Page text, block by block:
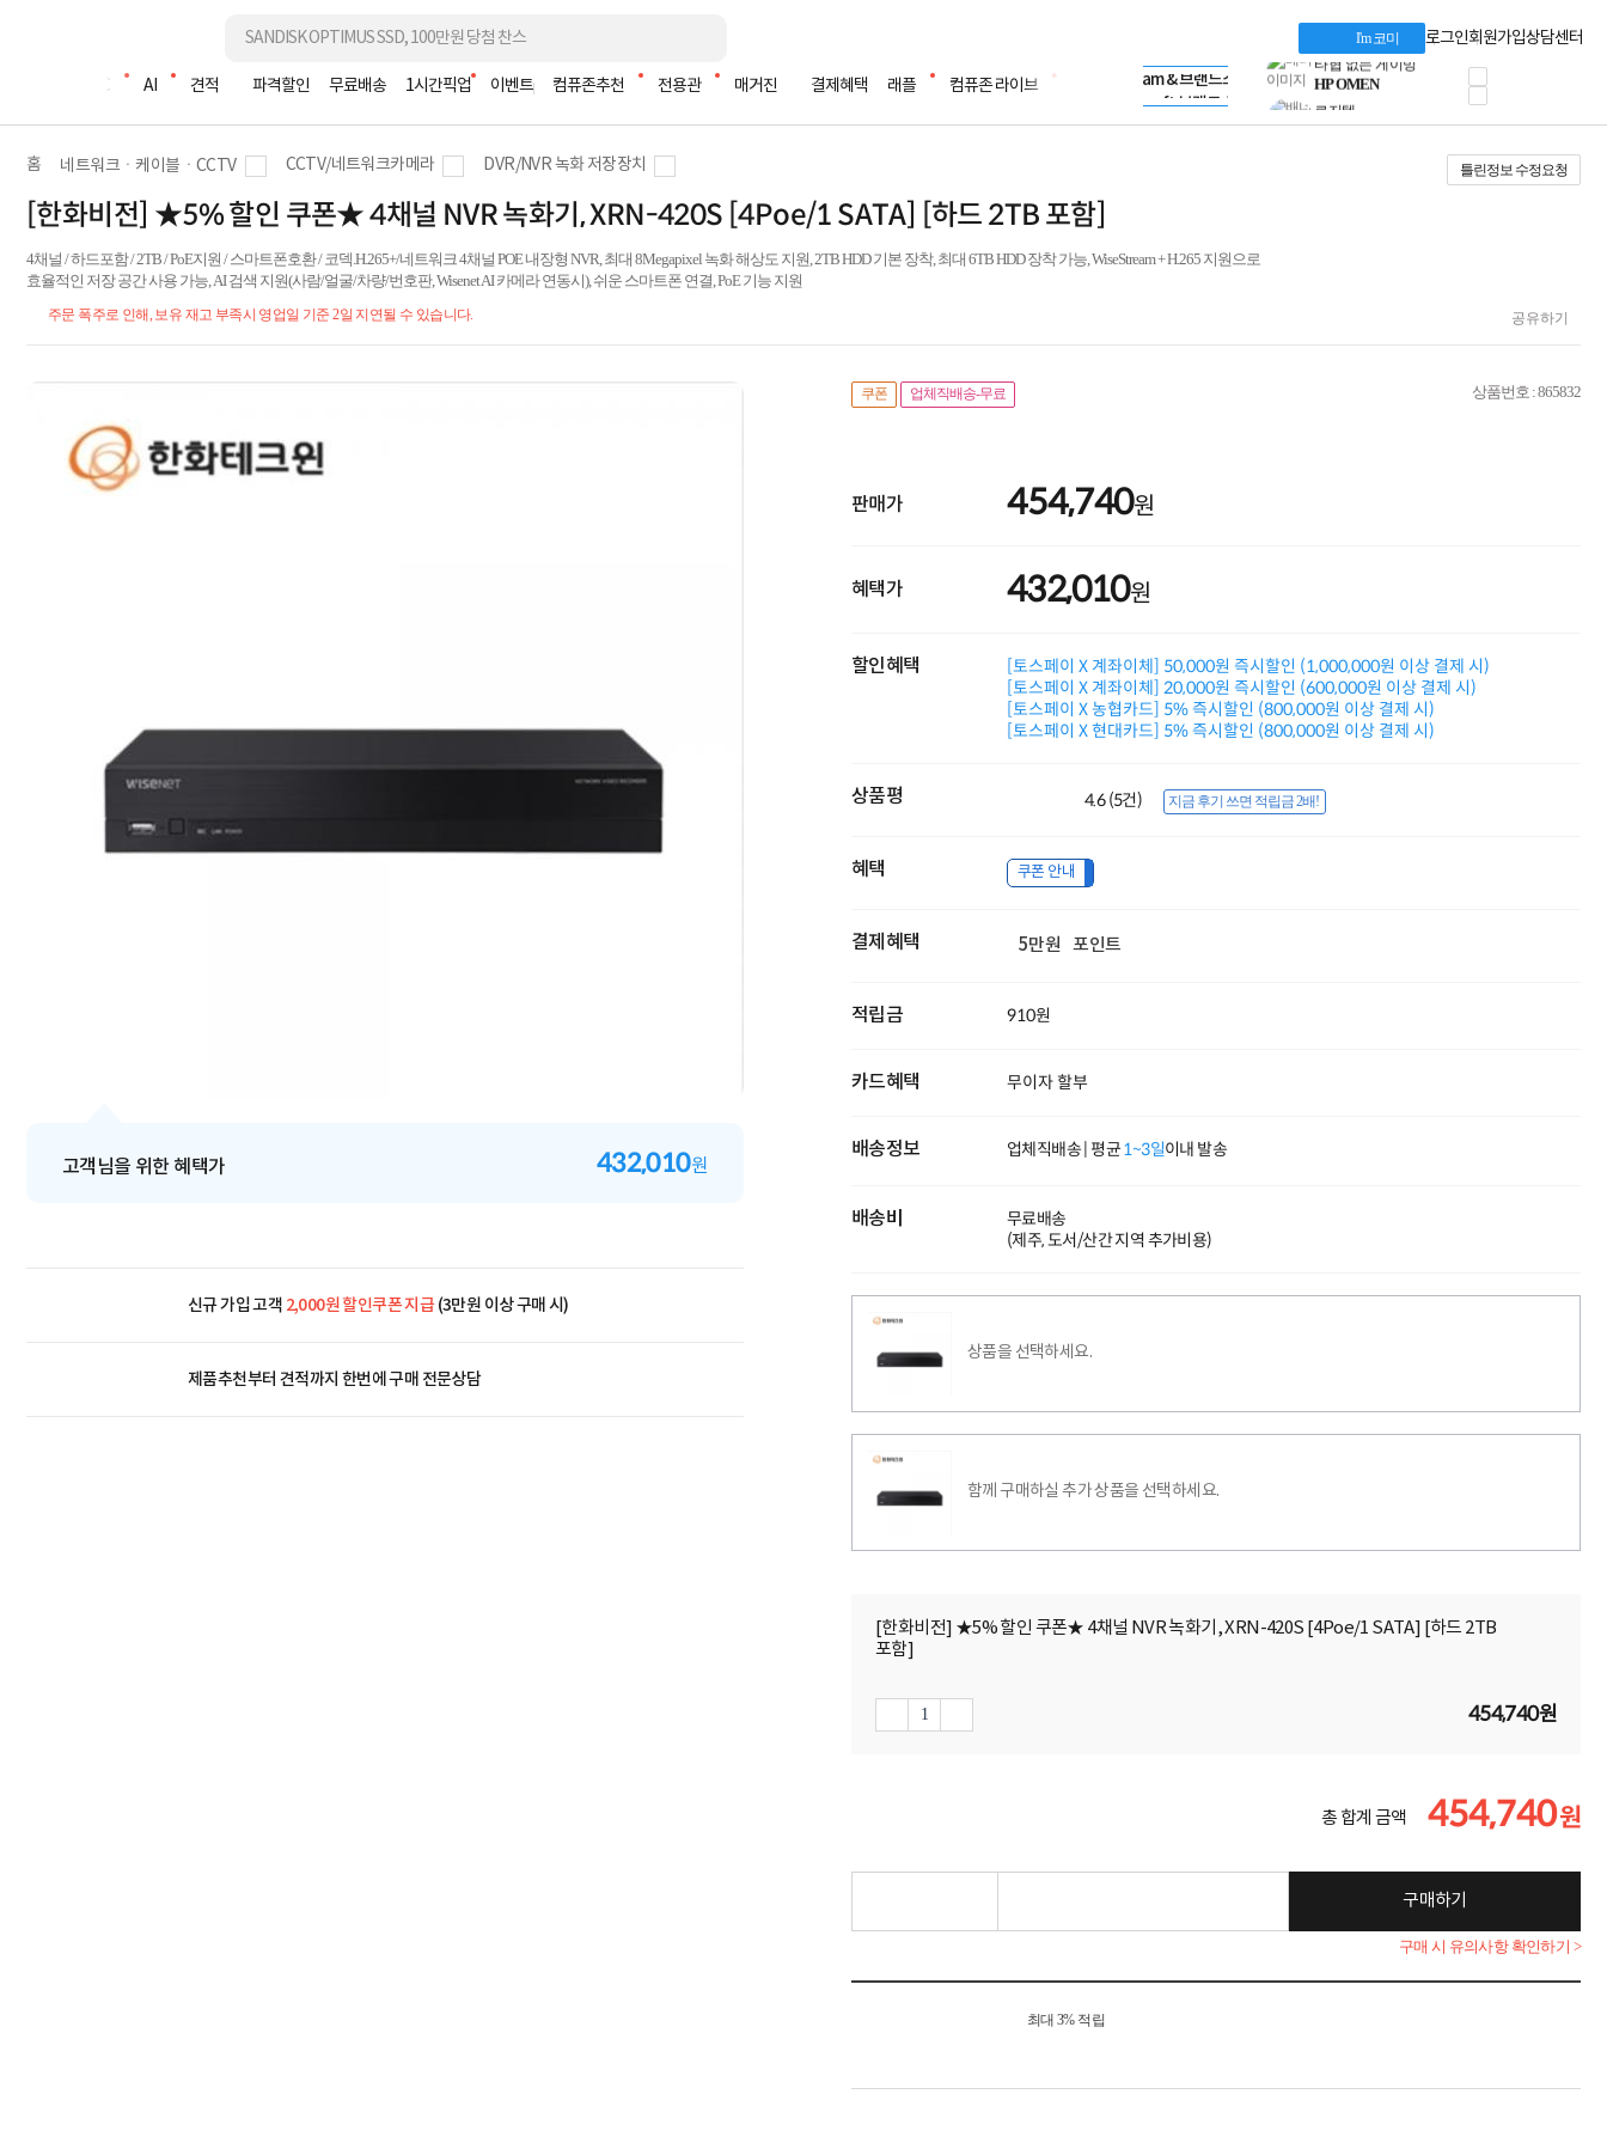
I'm 코미 로그인회원가입상담센터
조립PC AI 견적 파격할인 무료배송 1시간픽업 이벤트 컴퓨존추천 전용관 매거진 결제혜택 래플 컴퓨존 라이브
LG gram & 브랜드스토어
Microsoft 브랜드스토어
AMD 브랜드스토어
Dell 구매 찬스
프로 에센셜
타협 없는 게이밍
HP OMEN
로지텍
상품권 30만원
삼성모니터 여름맞이
특별 할인 이벤트
AI 업무환경 완성
HP 워크스테이션
홈 네트워크ㆍ케이블ㆍCCTV CCTV/네트워크카메라 DVR/NVR 녹화 저장장치 틀린정보 수정요청
[한화비전] ★5% 할인 쿠폰★ 4채널 NVR 녹화기, XRN-420S [4Poe/1 SATA] [하드 2TB 포함]
4채널 / 하드포함 / 2TB / PoE지원 / 스마트폰호환 / 코덱.H.265+/네트워크 4채널 POE 내장형 NVR, 최대 8Megapixel 녹화 해상도 지원, 2TB HDD 기본 장착, 최대 6TB HDD 장착 가능, WiseStream + H.265 지원으로
효율적인 저장 공간 사용 가능, AI 검색 지원(사람/얼굴/차량/번호판, Wisenet AI 카메라 연동시), 쉬운 스마트폰 연결, PoE 기능 지원
주문 폭주로 인해, 보유 재고 부족시 영업일 기준 2일 지연될 수 있습니다. 공유하기
고객님을 위한 혜택가 432,010원
신규 가입 고객 2,000원 할인쿠폰 지급(3만원 이상 구매 시)
제품추천부터 견적까지 한번에구매 전문상담
쿠폰 업체직배송-무료 상품번호 : 865832
판매가 454,740원
혜택가 432,010원
할인혜택
[토스페이 X 계좌이체] 50,000원 즉시할인 (1,000,000원 이상 결제 시)
[토스페이 X 계좌이체] 20,000원 즉시할인 (600,000원 이상 결제 시)
[토스페이 X 농협카드] 5% 즉시할인 (800,000원 이상 결제 시)
[토스페이 X 현대카드] 5% 즉시할인 (800,000원 이상 결제 시)
상품평 4.6 (5건) 지금 후기 쓰면 적립금 2배!
혜택 쿠폰 안내
결제혜택 5만원 포인트
적립금 910원
카드혜택 무이자 할부
배송정보 업체직배송 | 평균1~3일이내 발송
배송비
무료배송
(제주, 도서/산간 지역 추가비용)
상품을 선택하세요.
함께 구매하실 추가 상품을 선택하세요.
[한화비전] ★5% 할인 쿠폰★ 4채널 NVR 녹화기, XRN-420S [4Poe/1 SATA] [하드 2TB
포함]
454,740원
총 합계 금액 454,740원
구매하기
구매 시 유의사항 확인하기 >
최대 3% 적립